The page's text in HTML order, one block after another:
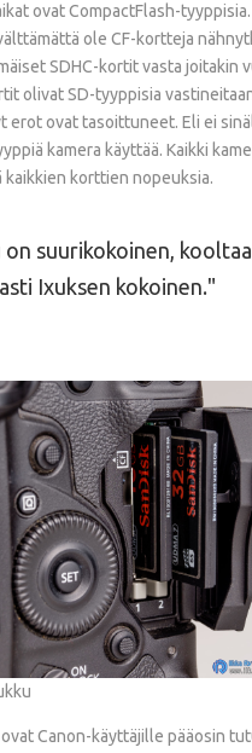
ovat CompactFlash-
ole CF-kortteja
SDHC-kortit vasta joitakin
olivat SD-tyyppisia
erot ovat tasoittuneet. Eli ei
kamera käyttää. Kaikki
kaikkien korttien nopeuksia.
on suurikokoinen,
Ixuksen kokoinen.
Canon-käyttäjille pääosin